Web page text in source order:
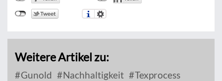
Weitere Artikel zu:
Gunold Nachhaltigkeit Texprocess